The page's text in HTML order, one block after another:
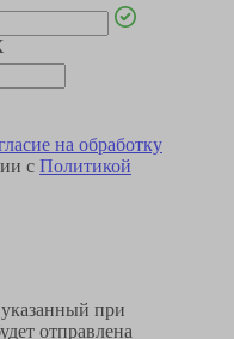
на обработку
с Политикой
при
отправлена